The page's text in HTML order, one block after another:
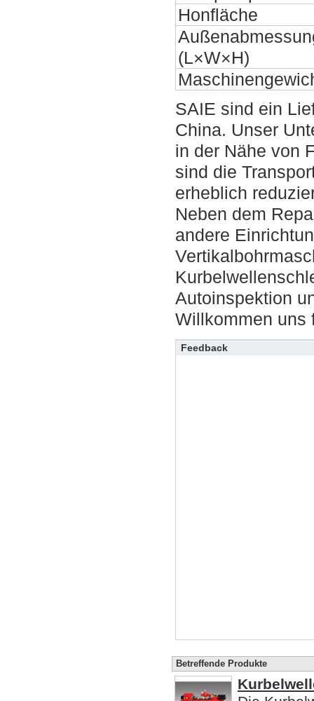
Honfläche
(L×W×H)
SAIE sind ein
China. Unser
in der Nähe von
sind die
erheblich
Neben dem
andere
Autoinspektion
Willkommen uns
Feedback
Betreffende Produkte